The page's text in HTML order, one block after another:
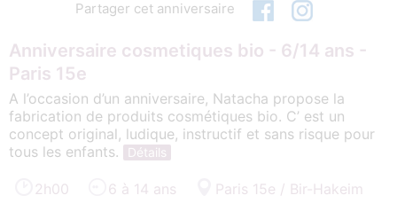
Partager cet anniversaire
Anniversaire cosmetiques bio - 6/14 ans -
Paris 15e
A l’occasion d’un anniversaire, Natacha propose la
fabrication de produits cosmétiques bio. C’ est un
concept original, ludique, instructif et sans risque pour
tous les enfants.
Détails
2h00 6 à 14 ans Paris 15e / Bir-Hakeim